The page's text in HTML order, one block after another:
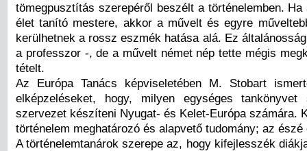
tömegpusztítás szerepéről beszélt a történelemben.
élet tanító mestere, akkor a művelt és egyre
kerülhetnek a rossz eszmék hatása alá. Ez
a professzor -, de a művelt német nép tette mégis
tételt.
Az Európa Tanács képviseletében M. Stobart
elképzeléseket, hogy, milyen egységes
szervezet készíteni Nyugat- és Kelet-Európa számára.
történelem meghatározó és alapvető tudomány; az
A történelemtanárok szerepe az, hogy kifejlesszék